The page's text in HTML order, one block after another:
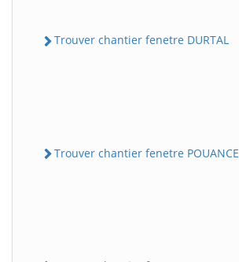
Trouver chantier fenetre DURTAL
Trouver chantier fenetre POUANCE